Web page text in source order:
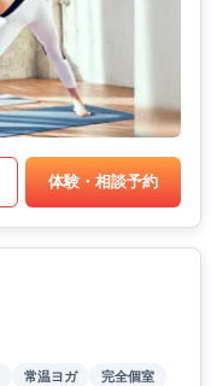
体験・相談予約
常温ヨガ
完全個室